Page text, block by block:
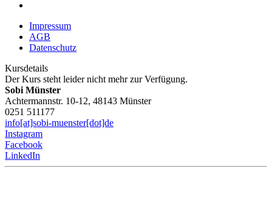
Impressum
AGB
Datenschutz
Kursdetails
Der Kurs steht leider nicht mehr zur Verfügung.
Sobi Münster
Achtermannstr. 10-12, 48143 Münster
0251 511177
info[at]sobi-muenster[dot]de
Instagram
Facebook
LinkedIn